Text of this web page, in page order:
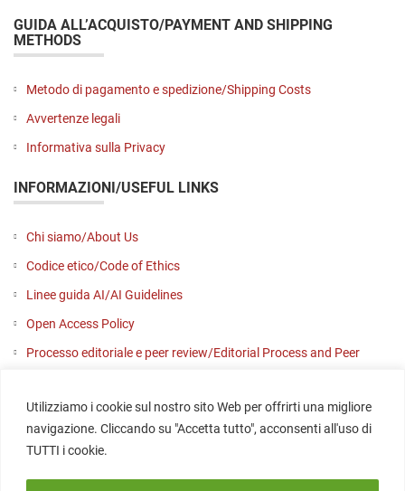
Utilizziamo i cookie sul nostro sito Web per offrirti una migliore
navigazione. Cliccando su "Accetta tutto", acconsenti all'uso di
TUTTI i cookie.
GUIDA ALL’ACQUISTO/PAYMENT AND SHIPPING
METHODS
Metodo di pagamento e spedizione/Shipping Costs
Avvertenze legali
Informativa sulla Privacy
INFORMAZIONI/USEFUL LINKS
Chi siamo/About Us
Codice etico/Code of Ethics
Linee guida AI/AI Guidelines
Open Access Policy
Processo editoriale e peer review/Editorial Process and Peer
Contattaci/Contact us
SOCIAL